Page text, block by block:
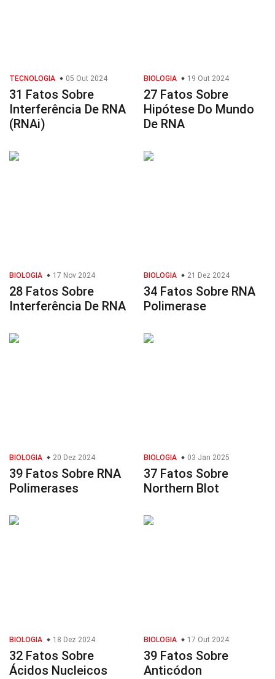
TECNOLOGIA 05 Out 2024
31 Fatos Sobre
Interferência De RNA
(RNAi)
BIOLOGIA 19 Out 2024
27 Fatos Sobre
Hipótese Do Mundo
De RNA
BIOLOGIA 17 Nov 2024
28 Fatos Sobre
Interferência De RNA
BIOLOGIA 21 Dez 2024
34 Fatos Sobre RNA
Polimerase
BIOLOGIA 20 Dez 2024
39 Fatos Sobre RNA
Polimerases
BIOLOGIA 03 Jan 2025
37 Fatos Sobre
Northern Blot
BIOLOGIA 18 Dez 2024
32 Fatos Sobre
Ácidos Nucleicos
BIOLOGIA 17 Out 2024
39 Fatos Sobre
Anticódon